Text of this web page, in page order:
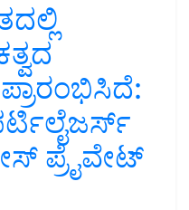
ಪ್ರೈವೇಟ್